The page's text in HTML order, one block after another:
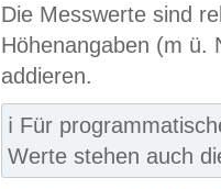
Die Messwerte sind
Höhenangaben (m ü.
addieren.
ℹ️ Für
Werte stehen auch